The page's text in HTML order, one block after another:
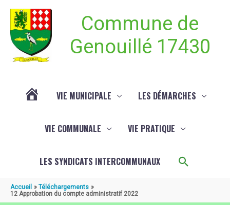
Commune de
Genouillé 17430
VIE MUNICIPALE LES DÉMARCHES
VIE COMMUNALE VIE PRATIQUE
LES SYNDICATS INTERCOMMUNAUX
Accueil
Téléchargements
12 Approbation du compte administratif 2022